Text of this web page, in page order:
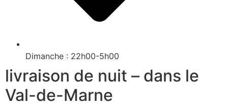
Dimanche : 22h00-5h00
livraison de nuit – dans le
Val-de-Marne